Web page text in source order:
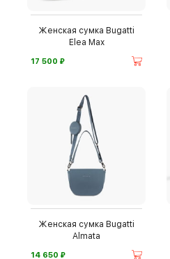
Женская сумка Bugatti
Elea Max
17 500 ⃏
Женская сумка Bugatti
Almata
14 650 ⃏